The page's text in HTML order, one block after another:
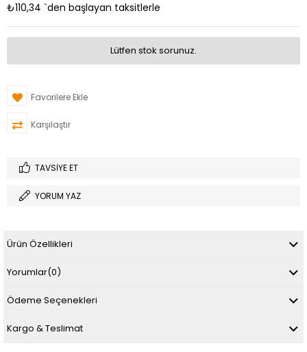
₺110,34 `den başlayan taksitlerle
Lütfen stok sorunuz.
Favorilere Ekle
Karşılaştır
TAVSIYE ET
YORUM YAZ
Ürün Özellikleri
Yorumlar(0)
Ödeme Seçenekleri
Kargo & Teslimat